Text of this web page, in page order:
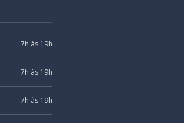
7h às 19h
7h às 19h
7h às 19h